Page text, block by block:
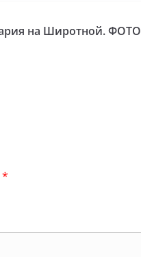
на Широтной. ФОТО
*